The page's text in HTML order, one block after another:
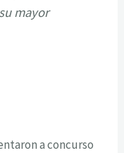
mayor
a concurso